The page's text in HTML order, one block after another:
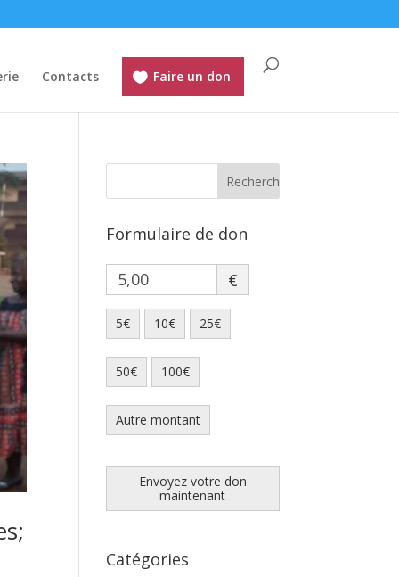
Contacts Faire un don
Formulaire de don
€
5€ 10€ 25€
50€ 100€
Autre montant
Envoyez votre don
maintenant
Catégories